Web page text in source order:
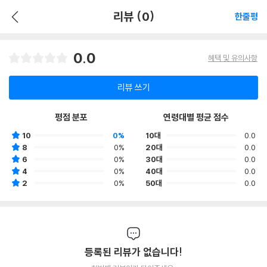
리뷰 (0) 한줄평
0.0 혜택 및 유의사항
리뷰 쓰기
평점 분포
10
0%
8
0%
6
0%
4
0%
2
0%
연령대별 평균 점수
10대
0.0
20대
0.0
30대
0.0
40대
0.0
50대
0.0
등록된 리뷰가 없습니다!